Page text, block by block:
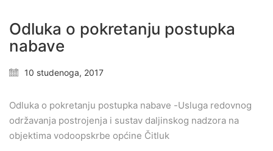
Odluka o pokretanju postupka
nabave
10 studenoga, 2017
Odluka o pokretanju postupka nabave -Usluga redovnog
održavanja postrojenja i sustav daljinskog nadzora na
objektima vodoopskrbe općine Čitluk